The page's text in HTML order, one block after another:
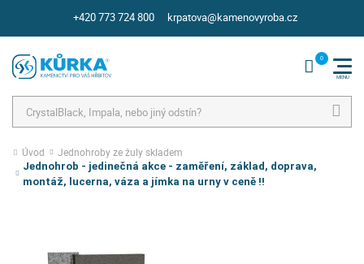
+420 773 724 800 krpatova@kamenovyroba.cz
Úvod Jednohroby ze žuly skladem
Jednohrob - jedinečná akce - zaměření, základ, doprava,
montáž, lucerna, váza a jímka na urny v ceně !!